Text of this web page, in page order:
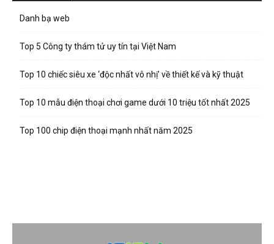
Danh bạ web
Top 5 Công ty thám tử uy tín tại Việt Nam
Top 10 chiếc siêu xe ‘độc nhất vô nhị’ về thiết kế và kỹ thuật
Top 10 mẫu điện thoại chơi game dưới 10 triệu tốt nhất 2025
Top 100 chip điện thoại mạnh nhất năm 2025